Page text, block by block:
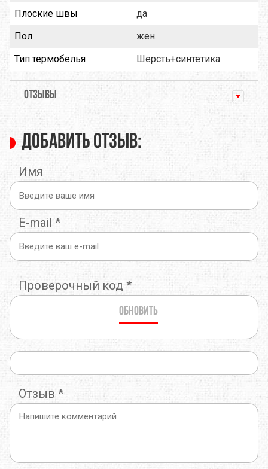
Плоские швы
да
Пол
жен.
Тип термобелья
Шерсть+синтетика
ОТЗЫВЫ
Добавить отзыв:
Имя
E-mail *
Проверочный код *
Обновить
Отзыв *